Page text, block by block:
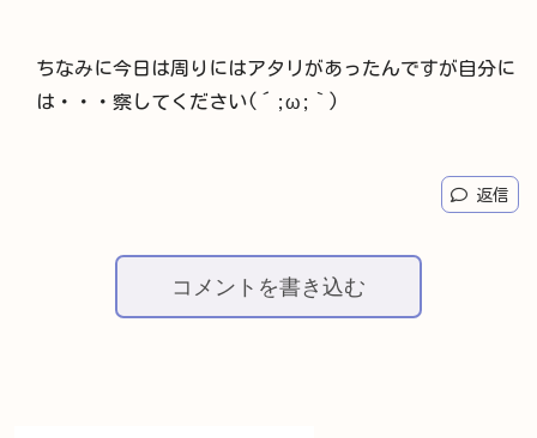
ちなみに今日は周りにはアタリがあったんですが自分に
は・・・察してください(´;ω;｀)
返信
コメントを書き込む